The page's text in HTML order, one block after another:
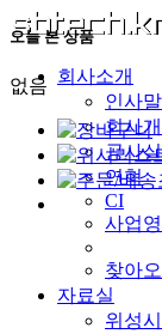
회사소개
인사말
회사
공사
연혁
CI
사업
찾아
자료실
위성
오늘 본 상품
없음